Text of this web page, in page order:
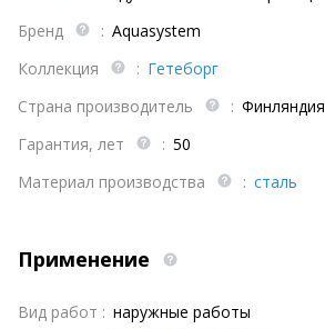
Бренд
: Aquasystem
Коллекция
: Гетеборг
Страна производитель
: Финляндия
Гарантия, лет
: 50
Материал производства
: сталь
Применение
Вид работ : наружные работы